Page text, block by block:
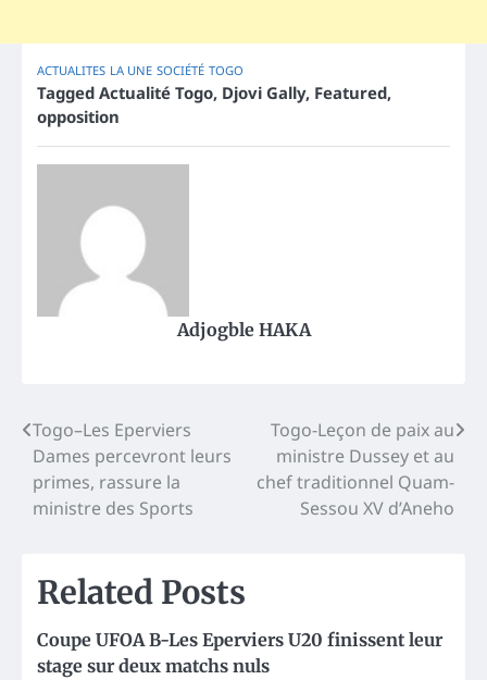
ACTUALITES LA UNE SOCIÉTÉ TOGO
Tagged Actualité Togo, Djovi Gally, Featured,
opposition
Adjogble HAKA
Post
navigation
Togo–Les Eperviers
Dames percevront leurs
primes, rassure la
ministre des Sports
Togo-Leçon de paix au
ministre Dussey et au
chef traditionnel Quam-
Sessou XV d’Aneho
Related Posts
Coupe UFOA B-Les Eperviers U20 finissent leur
stage sur deux matchs nuls